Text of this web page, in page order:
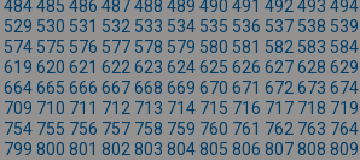
484485 486 487488 489 490 491 492 493 494
529 530 531 532 533 534 535 536 537 538 539
574 575 576 577 578 579 580 581 582 583 584
619 620 621 622 623 624625 626 627628 629
664665 666 667668 669 670 671 672 673 674
709 710 711 712 713 714 715 716 717 718 719
754 755 756 757 758 759 760 761 762 763 764
799 800 801 802 803 804805 806 807808 809